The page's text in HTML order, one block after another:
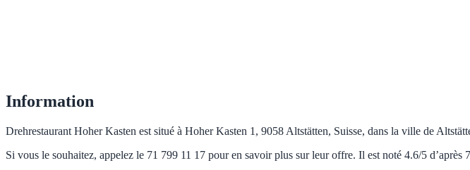
Information
Drehrestaurant Hoher Kasten est situé à Hoher Kasten 1, 9058 Altstätten, Suisse, dans la ville de
Si vous le souhaitez, appelez le 71 799 11 17 pour en savoir plus sur leur offre. Il est noté 4.6/5 d’après